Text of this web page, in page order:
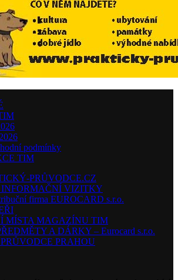
podmínky
TIM
PRŮVODCE.CZ
VIZITKY
firma EUROCARD s.r.o.
MÍSTA MAGAZÍNU TIM
A DÁRKY – Eurocard s.r.o.
PRAHOU